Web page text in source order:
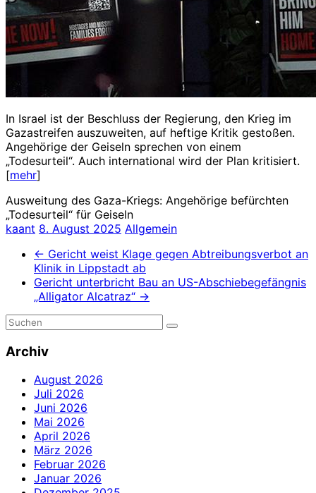
In Israel ist der Beschluss der Regierung, den Krieg im
Gazastreifen auszuweiten, auf heftige Kritik gestoßen.
Angehörige der Geiseln sprechen von einem
„Todesurteil“. Auch international wird der Plan kritisiert.
[mehr]
Ausweitung des Gaza-Kriegs: Angehörige befürchten
„Todesurteil“ für Geiseln
kaant 8. August 2025 Allgemein
← Gericht weist Klage gegen Abtreibungsverbot an
Klinik in Lippstadt ab
Gericht unterbricht Bau an US-Abschiebegefängnis
„Alligator Alcatraz“ →
Archiv
August 2026
Juli 2026
Juni 2026
Mai 2026
April 2026
März 2026
Februar 2026
Januar 2026